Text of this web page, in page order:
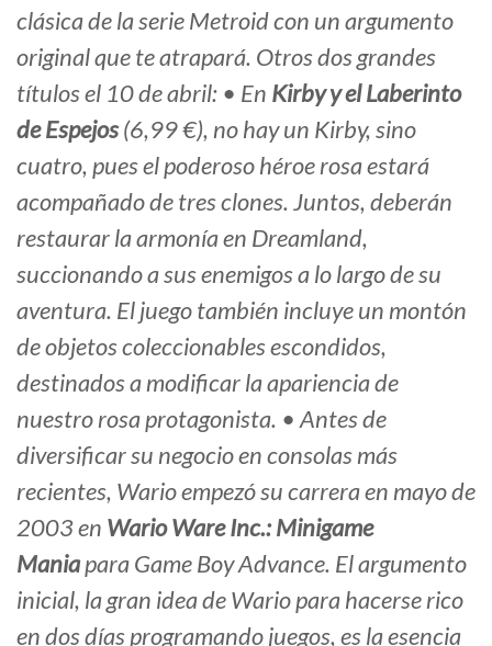
clásica de la serie Metroid con un argumento
original que te atrapará. Otros dos grandes
títulos el 10 de abril: • En Kirby y el Laberinto
de Espejos(6,99 €), no hay un Kirby, sino
cuatro, pues el poderoso héroe rosa estará
acompañado de tres clones. Juntos, deberán
restaurar la armonía en Dreamland,
succionando a sus enemigos a lo largo de su
aventura. El juego también incluye un montón
de objetos coleccionables escondidos,
destinados a modificar la apariencia de
nuestro rosa protagonista. • Antes de
diversificar su negocio en consolas más
recientes, Wario empezó su carrera en mayo de
2003 en Wario Ware Inc.: Minigame
Maniapara Game Boy Advance. El argumento
inicial, la gran idea de Wario para hacerse rico
en dos días programando juegos, es la esencia